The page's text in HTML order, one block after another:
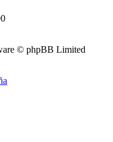
© phpBB Limited